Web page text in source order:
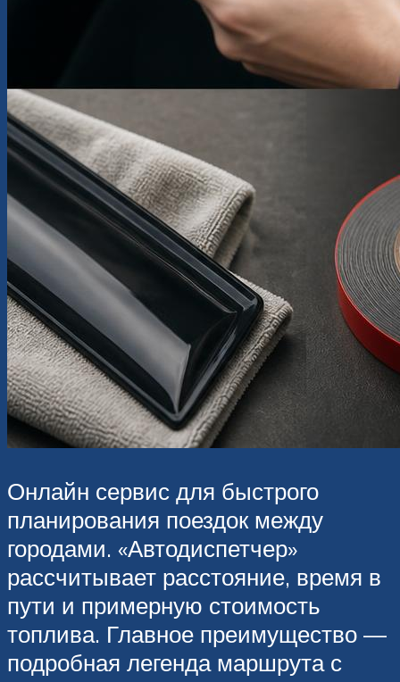
Онлайн сервис для быстрого
планирования поездок между
городами. «Автодиспетчер»
рассчитывает расстояние, время в
пути и примерную стоимость
топлива. Главное преимущество —
подробная легенда маршрута с